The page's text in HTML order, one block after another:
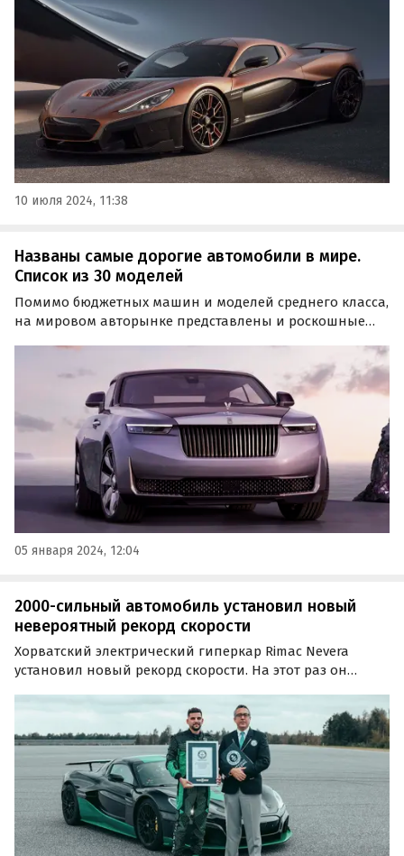
выпущено 15 экземпляров Rimac Nevera 15th Anniversary
Edition, каждый из которых будет стоить 2,35 млн евро
или 224,1 млн рублей по текущему курсу.
10 июля 2024, 11:38
Названы самые дорогие автомобили в мире.
Список из 30 моделей
Помимо бюджетных машин и моделей среднего класса,
на мировом авторынке представлены и роскошные
сотнями тысяч, а миллионами долларов США. Эксперты
портала HotCars назвали самые дорогие автомобили в
мире на сегодняшний день.
05 января 2024, 12:04
2000-сильный автомобиль установил новый
невероятный рекорд скорости
Хорватский электрический гиперкар Rimac Nevera
установил новый рекорд скорости. На этот раз он
назад. И даже так он разогнался быстрее, чем
легендарный Lamborghini Miura в 1967 году.